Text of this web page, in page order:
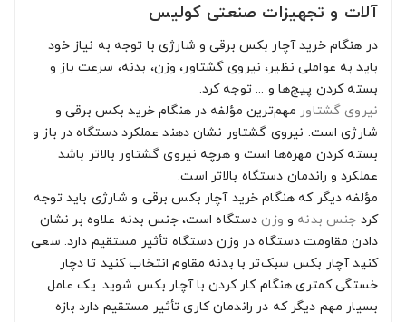
آلات و تجهیزات صنعتی کولیس
در هنگام خرید آچار بکس برقی و شارژی با توجه به نیاز خود
باید به عواملی نظیر، نیروی گشتاور، وزن، بدنه، سرعت باز و
بسته کردن پیچ‌ها و ... توجه کرد.
نیروی گشتاور مهم‌ترین مؤلفه در هنگام خرید بکس برقی و
شارژی است. نیروی گشتاور نشان دهند عملکرد دستگاه در باز و
بسته کردن مهره‌ها است و هرچه نیروی گشتاور بالاتر باشد
عملکرد و راندمان دستگاه بالاتر است.
مؤلفه دیگر که هنگام خرید آچار بکس برقی و شارژی باید توجه
کرد جنس بدنه و وزن دستگاه است، جنس بدنه علاوه بر نشان
دادن مقاومت دستگاه در وزن دستگاه تأثیر مستقیم دارد. سعی
کنید آچار بکس سبک‌تر با بدنه مقاوم انتخاب کنید تا دچار
خستگی کمتری هنگام کار کردن با آچار بکس شوید. یک عامل
بسیار مهم دیگر که در راندمان کاری تأثیر مستقیم دارد بازه